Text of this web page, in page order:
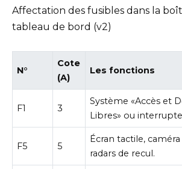
Affectation des fusibles dans la
tableau de bord (v2)
N°
Cote
(A)
Les fonctions
F1 3
Système «Accès et
Libres» ou
F5 5
Écran tactile,
radars de recul.